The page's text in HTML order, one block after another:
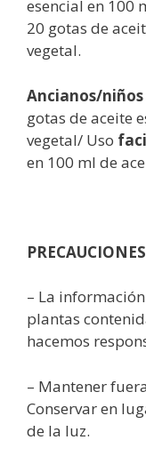
esencial en 100
20 gotas de
vegetal.
Ancianos/niños
gotas de aceite
vegetal/ Uso
en 100 ml de
PRECAUCIONES
– La
plantas
hacemos
– Mantener
Conservar en
de la luz.